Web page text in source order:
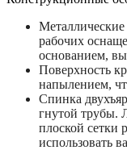
Металлические
рабочих
основанием,
Поверхность
напылением,
Спинка
гнутой трубы.
плоской
использовать